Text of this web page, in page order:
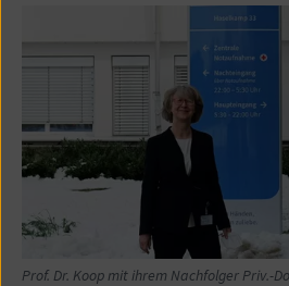
Prof. Dr. Koop mit ihrem Nachfolger Priv.-